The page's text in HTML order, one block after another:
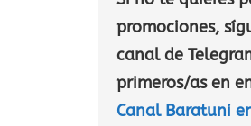
promociones,
canal de
primeros/as en
Canal Baratuni